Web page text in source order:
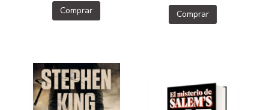
Comprar Comprar